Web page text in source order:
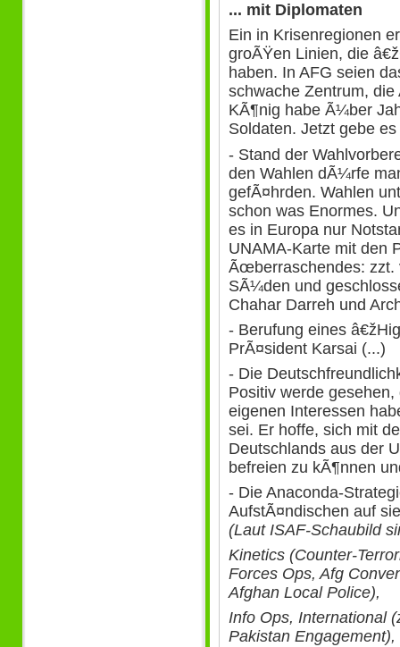
... mit Diplomaten
Ein in Krisenregionen
groÃŸen Linien, die
haben. In AFG seien
schwache Zentrum,
KÃ¶nig habe Ã¼ber
Soldaten. Jetzt gebe
- Stand der
den Wahlen dÃ¼rfe
gefÃ¤hrden. Wahlen
schon was Enormes.
es in Europa nur
UNAMA-Karte mit den
Ãœberraschendes: zzt.
SÃ¼den und
Chahar Darreh und
- Berufung eines
PrÃ¤sident Karsai (...)
- Die
Positiv werde
eigenen Interessen
sei. Er hoffe, sich mit
Deutschlands aus der
befreien zu kÃ¶nnen
- Die Anaconda-
AufstÃ¤ndischen auf
(Laut ISAF-Schaubild
Kinetics (Counter-
Forces Ops, Afg
Afghan Local Police),
Info Ops, International
Pakistan Engagement),